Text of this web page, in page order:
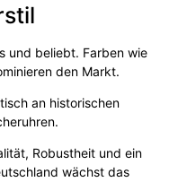
und beliebt. Farben wie
den Markt.
an historischen
Robustheit und ein
wächst das